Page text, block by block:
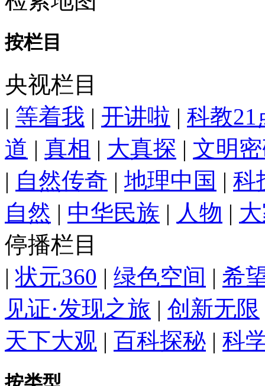
按栏目
央视栏目
| 等着我 | 开讲啦 | 科教21
道 | 真相 | 大真探 | 文明
| 自然传奇 | 地理中国 | 科
自然 | 中华民族 | 人物 |
停播栏目
|状元360 | 绿色空间 | 希
见证·发现之旅 | 创新无限
天下大观 | 百科探秘 | 科